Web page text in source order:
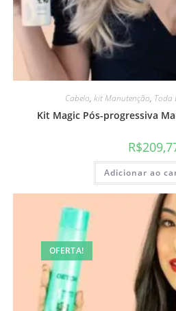
Cabelo, kit Manutenção, Toda
Kit Magic Pós-progressiva
R$
Adicionar ao
OFERTA!